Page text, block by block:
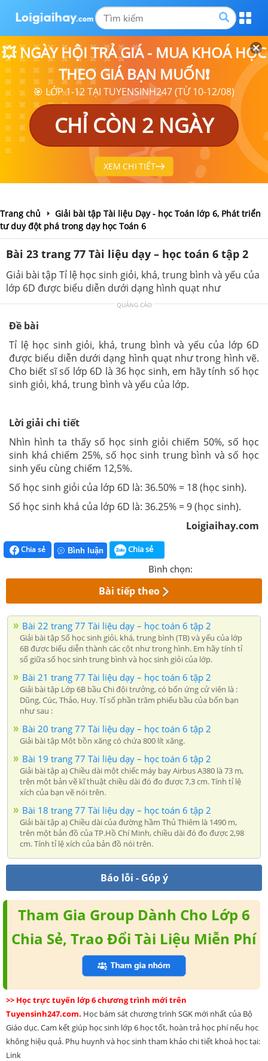
💥 NGÀY HỘI TRẢ GIÁ - MUA KHOÁ HỌC
THEO GIÁ BẠN MUỐN❗
🎯 LỚP 1-12 TẠI TUYENSINH247 (TỪ 10-12/08)
CHỈ CÒN 2 NGÀY
XEM CHI TIẾT
Trang chủ
Giải bài tập Tài liệu Dạy - học Toán lớp 6, Phát triển
tư duy đột phá trong dạy học Toán 6
Bài 23 trang 77 Tài liệu dạy – học toán 6 tập 2
Giải bài tập Tỉ lệ học sinh giỏi, khá, trung bình và yếu của
lớp 6D được biểu diễn dưới dạng hình quạt như
QUẢNG CÁO
Đề bài
Tỉ lệ học sinh giỏi, khá, trung bình và yếu của lớp 6D
được biểu diễn dưới dạng hình quạt như trong hình vẽ.
Cho biết sĩ số lớp 6D là 36 học sinh, em hãy tính số học
sinh giỏi, khá, trung bình và yếu của lớp.
Lời giải chi tiết
Nhìn hình ta thấy số học sinh giỏi chiếm 50%, số học
sinh khá chiếm 25%, số học sinh trung bình và số học
sinh yếu cùng chiếm 12,5%.
Số học sinh giỏi của lớp 6D là: 36.50% = 18 (học sinh).
Số học sinh khá của lớp 6D là: 36.25% = 9 (học sinh).
Loigiaihay.com
Chia sẻ Bình luận Chia sẻ
Bình chọn:
Bài tiếp theo
Bài 22 trang 77 Tài liệu dạy – học toán 6 tập 2
Giải bài tập Số học sinh giỏi, khá, trung bình (TB) và yếu của lớp
6B được biểu diễn thành các cột như trong hình. Em hãy tính tỉ
số giữa số học sinh trung bình và học sinh giỏi của lớp.
Bài 21 trang 77 Tài liệu dạy – học toán 6 tập 2
Giải bài tập Lớp 6B bầu Chi đội trưởng, có bốn ứng cử viên là :
Dũng, Cúc, Thảo, Huy. Tỉ số phần trăm phiếu bầu của bốn bạn
như sau :
Bài 20 trang 77 Tài liệu dạy – học toán 6 tập 2
Giải bài tập Một bồn xăng có chứa 800 lít xăng.
Bài 19 trang 77 Tài liệu dạy – học toán 6 tập 2
Giải bài tập a) Chiều dài một chiếc máy bay Airbus A380 là 73 m,
trên một bản vẽ kĩ thuật chiều dài đó đo được 7,3 cm. Tính tỉ lệ
xích của bạn vẽ nói trên.
Bài 18 trang 77 Tài liệu dạy – học toán 6 tập 2
Giải bài tập a) Chiều dài của đường hầm Thủ Thiêm là 1490 m,
trên một bản đồ của TP.Hồ Chí Minh, chiều dài đó đo được 2,98
cm. Tính tỉ lệ xích của bản đồ nói trên.
Báo lỗi - Góp ý
Tham Gia Group Dành Cho Lớp 6
Chia Sẻ, Trao Đổi Tài Liệu Miễn Phí
>> Học trực tuyến lớp 6 chương trình mới trên
Tuyensinh247.com. Học bám sát chương trình SGK mới nhất của Bộ
Giáo dục. Cam kết giúp học sinh lớp 6 học tốt, hoàn trả học phí nếu học
không hiệu quả. Phụ huynh và học sinh tham khảo chi tiết khoá học tại:
Link